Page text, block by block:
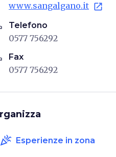
www.sangalgano.it open_in_new
Telefono
0577 756292
Fax
0577 756292
celebration Esperienze in zona